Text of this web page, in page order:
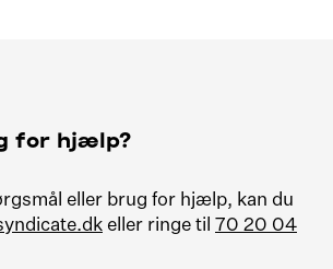
for hjælp?
eller brug for hjælp, kan du
eller ringe til 70 20 04